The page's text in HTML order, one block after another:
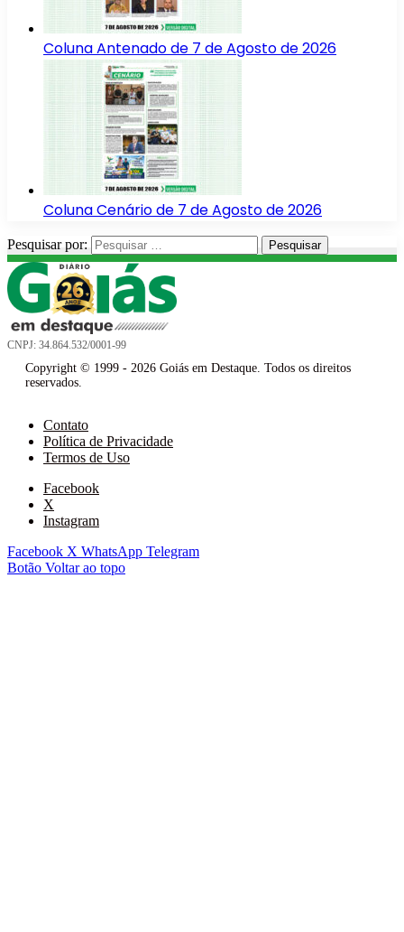
Coluna Antenado de 7 de Agosto de 2026
Coluna Cenário de 7 de Agosto de 2026
Pesquisar por:
CNPJ: 34.864.532/0001-99
Copyright © 1999 - 2026 Goiás em Destaque. Todos os direitos
reservados.
Contato
Política de Privacidade
Termos de Uso
Facebook
X
Instagram
Facebook X WhatsApp Telegram
Botão Voltar ao topo